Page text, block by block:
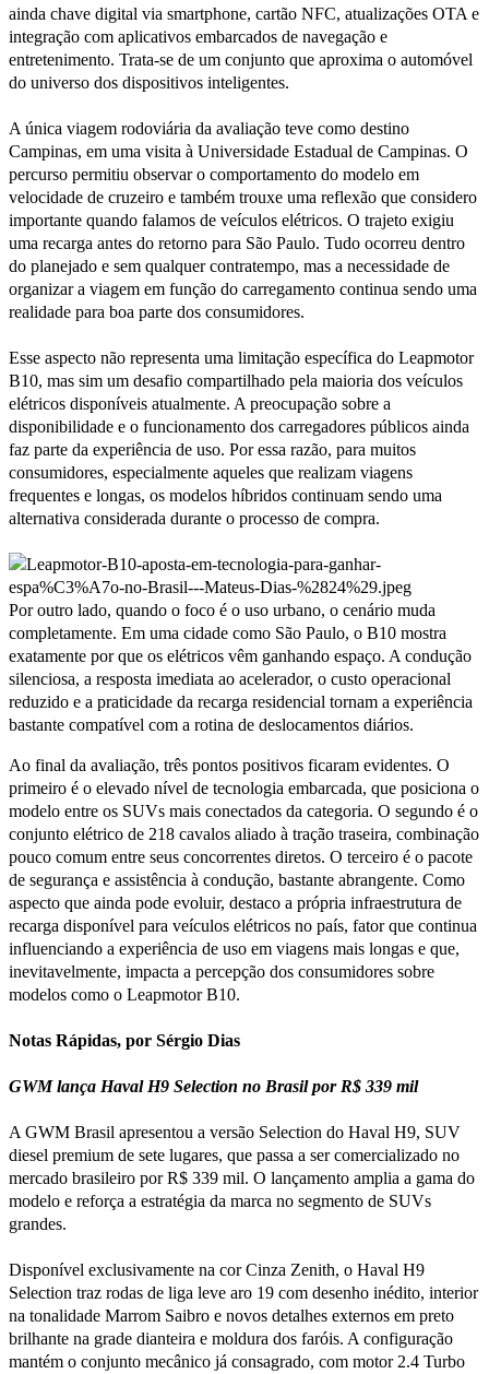
ainda chave digital via smartphone, cartão NFC, atualizações OTA e
integração com aplicativos embarcados de navegação e
entretenimento. Trata-se de um conjunto que aproxima o automóvel
do universo dos dispositivos inteligentes.
A única viagem rodoviária da avaliação teve como destino
Campinas, em uma visita à Universidade Estadual de Campinas. O
percurso permitiu observar o comportamento do modelo em
velocidade de cruzeiro e também trouxe uma reflexão que considero
importante quando falamos de veículos elétricos. O trajeto exigiu
uma recarga antes do retorno para São Paulo. Tudo ocorreu dentro
do planejado e sem qualquer contratempo, mas a necessidade de
organizar a viagem em função do carregamento continua sendo uma
realidade para boa parte dos consumidores.
Esse aspecto não representa uma limitação específica do Leapmotor
B10, mas sim um desafio compartilhado pela maioria dos veículos
elétricos disponíveis atualmente. A preocupação sobre a
disponibilidade e o funcionamento dos carregadores públicos ainda
faz parte da experiência de uso. Por essa razão, para muitos
consumidores, especialmente aqueles que realizam viagens
frequentes e longas, os modelos híbridos continuam sendo uma
alternativa considerada durante o processo de compra.
Por outro lado, quando o foco é o uso urbano, o cenário muda
completamente. Em uma cidade como São Paulo, o B10 mostra
exatamente por que os elétricos vêm ganhando espaço. A condução
silenciosa, a resposta imediata ao acelerador, o custo operacional
reduzido e a praticidade da recarga residencial tornam a experiência
bastante compatível com a rotina de deslocamentos diários.
Ao final da avaliação, três pontos positivos ficaram evidentes. O
primeiro é o elevado nível de tecnologia embarcada, que posiciona o
modelo entre os SUVs mais conectados da categoria. O segundo é o
conjunto elétrico de 218 cavalos aliado à tração traseira, combinação
pouco comum entre seus concorrentes diretos. O terceiro é o pacote
de segurança e assistência à condução, bastante abrangente. Como
aspecto que ainda pode evoluir, destaco a própria infraestrutura de
recarga disponível para veículos elétricos no país, fator que continua
influenciando a experiência de uso em viagens mais longas e que,
inevitavelmente, impacta a percepção dos consumidores sobre
modelos como o Leapmotor B10.
Notas Rápidas, por Sérgio Dias
GWM lança Haval H9 Selection no Brasil por R$ 339 mil
A GWM Brasil apresentou a versão Selection do Haval H9, SUV
diesel premium de sete lugares, que passa a ser comercializado no
mercado brasileiro por R$ 339 mil. O lançamento amplia a gama do
modelo e reforça a estratégia da marca no segmento de SUVs
grandes.
Disponível exclusivamente na cor Cinza Zenith, o Haval H9
Selection traz rodas de liga leve aro 19 com desenho inédito, interior
na tonalidade Marrom Saibro e novos detalhes externos em preto
brilhante na grade dianteira e moldura dos faróis. A configuração
mantém o conjunto mecânico já consagrado, com motor 2.4 Turbo